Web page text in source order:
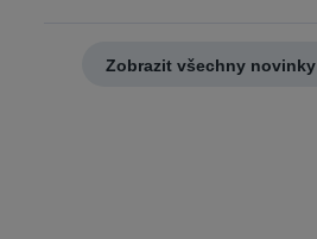
Zobrazit všechny novinky